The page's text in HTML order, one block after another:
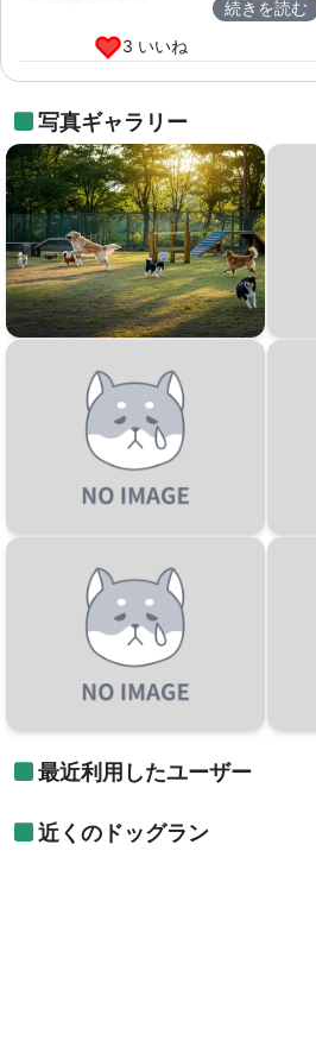
続きを読む
3 いいね
写真ギャラリー
最近利用したユーザー
近くのドッグラン